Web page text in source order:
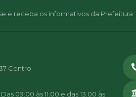
e receba os informativos da Prefeitura
Centro
09:00 às 11:00 e das 13:00 às